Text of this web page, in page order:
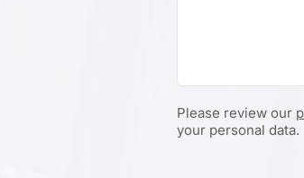
Please review our
your personal data.